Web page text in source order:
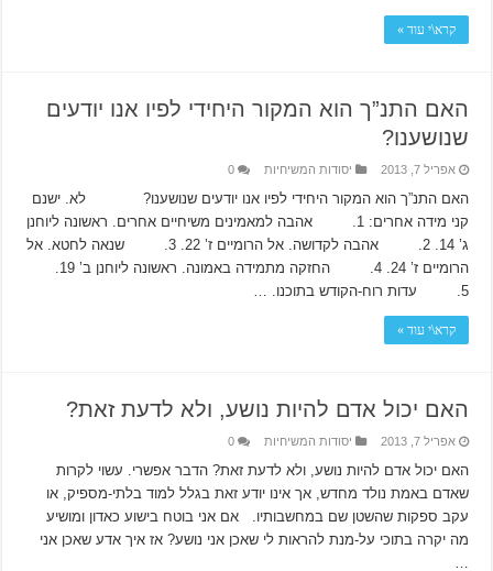
קרא\י עוד »
האם התנ”ך הוא המקור היחידי לפיו אנו יודעים
שנושענו?
אפריל 7, 2013 יסודות המשיחיות 0
האם התנ”ך הוא המקור היחידי לפיו אנו יודעים שנושענו? לא. ישנם
קני מידה אחרים: 1. אהבה למאמינים משיחיים אחרים. ראשונה ליוחנן
ג’ 14. 2. אהבה לקדושה. אל הרומיים ז’ 22. 3. שנאה לחטא. אל
הרומיים ז’ 24. 4. החזקה מתמידה באמונה. ראשונה ליוחנן ב’ 19.
5. עדות רוח-הקודש בתוכנו. …
קרא\י עוד »
האם יכול אדם להיות נושע, ולא לדעת זאת?
אפריל 7, 2013 יסודות המשיחיות 0
האם יכול אדם להיות נושע, ולא לדעת זאת? הדבר אפשרי. עשוי לקרות
שאדם באמת נולד מחדש, אך אינו יודע זאת בגלל למוד בלתי-מספיק, או
עקב ספקות שהשטן שם במחשבותיו. אם אני בוטח בישוע כאדון ומושיע
מה יקרה בתוכי על-מנת להראות לי שאכן אני נושע? אז איך אדע שאכן אני
…